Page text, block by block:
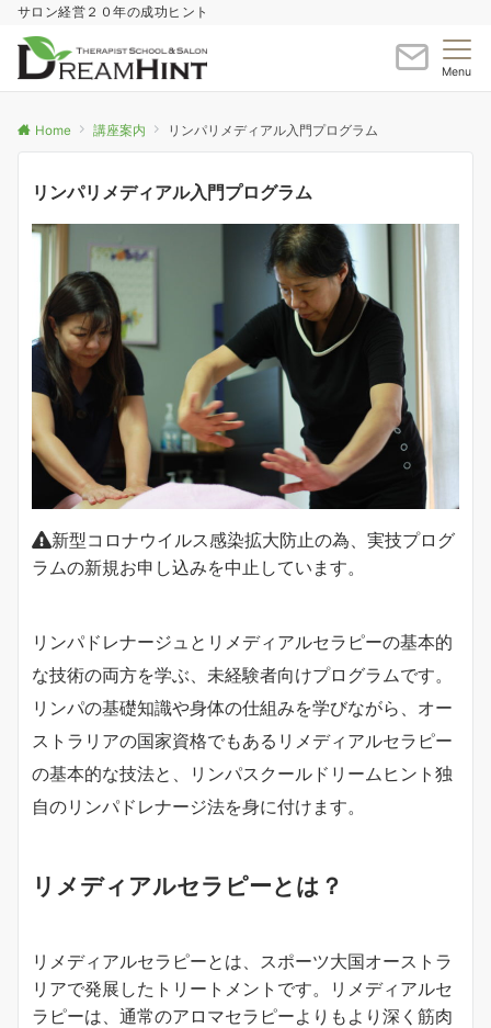
サロン経営２０年の成功ヒント
Menu
Home 講座案内 リンパリメディアル入門プログラム
リンパリメディアル入門プログラム
新型コロナウイルス感染拡大防止の為、実技プログ
ラムの新規お申し込みを中止しています。
リンパドレナージュとリメディアルセラピーの基本的
な技術の両方を学ぶ、未経験者向けプログラムです。
リンパの基礎知識や身体の仕組みを学びながら、オー
ストラリアの国家資格でもあるリメディアルセラピー
の基本的な技法と、リンパスクールドリームヒント独
自のリンパドレナージ法を身に付けます。
リメディアルセラピーとは？
リメディアルセラピーとは、スポーツ大国オーストラ
リアで発展したトリートメントです。リメディアルセ
ラピーは、通常のアロマセラピーよりもより深く筋肉